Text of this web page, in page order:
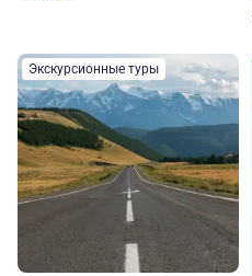
Экскурсионные туры